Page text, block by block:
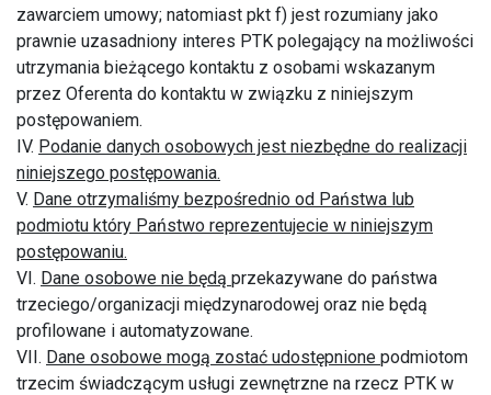
zawarciem umowy; natomiast pkt f) jest rozumiany jako
prawnie uzasadniony interes PTK polegający na możliwości
utrzymania bieżącego kontaktu z osobami wskazanym
przez Oferenta do kontaktu w związku z niniejszym
postępowaniem.
IV. Podanie danych osobowych jest niezbędne do realizacji
niniejszego postępowania.
V. Dane otrzymaliśmy bezpośrednio od Państwa lub
podmiotu który Państwo reprezentujecie w niniejszym
postępowaniu.
VI. Dane osobowe nie będą przekazywane do państwa
trzeciego/organizacji międzynarodowej oraz nie będą
profilowane i automatyzowane.
VII. Dane osobowe mogą zostać udostępnione podmiotom
trzecim świadczącym usługi zewnętrzne na rzecz PTK w